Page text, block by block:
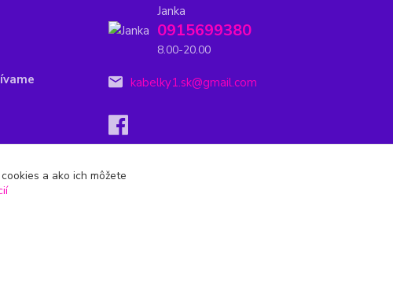
Janka
0915699380
8.00-20.00
kabelky1.sk@gmail.com
a ako ich môžete